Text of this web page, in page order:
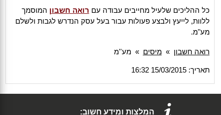
כל ההליכים שלעיל מחייבים עבודה עם רואה חשבון המוסמך
ללוות, לייעץ ולבצע פעולות עבור בעל עסק הנדרש לגבות ולשלם
מע"מ.
רואה חשבון »מיסים »מע''מ
תאריך: 15/03/2015 16:32
המלצות ומידע חשוב: